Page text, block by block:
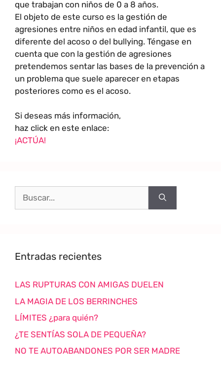
que trabajan con niños de 0 a 8 años.
El objeto de este curso es la gestión de
agresiones entre niños en edad infantil, que es
diferente del acoso o del bullying. Téngase en
cuenta que con la gestión de agresiones
pretendemos sentar las bases de la prevención a
un problema que suele aparecer en etapas
posteriores como es el acoso.
Si deseas más información,
haz click en este enlace:
¡ACTÚA!
Entradas recientes
LAS RUPTURAS CON AMIGAS DUELEN
LA MAGIA DE LOS BERRINCHES
LÍMITES ¿para quién?
¿TE SENTÍAS SOLA DE PEQUEÑA?
NO TE AUTOABANDONES POR SER MADRE